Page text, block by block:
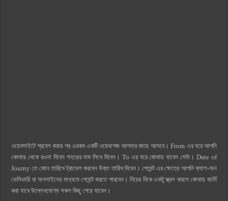
ওয়েবসাইটে প্রবেশ করার পর এরকম একটি ওয়েবপেজ আপনার কাছে আসবে। From এর ঘরে আপনি
কোথায় থেকে রওনা দিবেন শহড়ের নাম লিখে দিবেন। To এর ঘরে কোথায় যাবেন সেটা। Date of
Journy তে কোন তারিখে ট্রাভেল করবেন উক্ত তারিখ দিবেন। পেমেন্ট এর ক্ষেত্রে আপনি ক্যাশ-অন
ডেলিভারি বা অনলাইনের মাধ্যমে পেমেন্ট করতে পারবেন। নিচের দিকে একটু স্ক্রল করলে কোথায় জার্নি
করা যাবে উল্লেখযোগ্য সকল কিছু পেয়ে যাবেন।